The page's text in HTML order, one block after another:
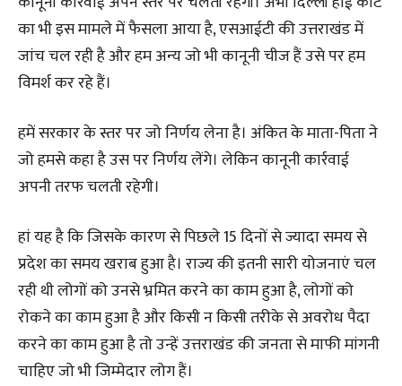
का भी इस मामले में फैसला आया है, एसआईटी की उत्तराखंड में
जांच चल रही है और हम अन्य जो भी कानूनी चीज हैं उसे पर हम
विमर्श कर रहे हैं।
हमें सरकार के स्तर पर जो निर्णय लेना है। अंकित के माता-पिता ने
जो हमसे कहा है उस पर निर्णय लेंगे। लेकिन कानूनी कार्रवाई
अपनी तरफ चलती रहेगी।
हां यह है कि जिसके कारण से पिछले 15 दिनों से ज्यादा समय से
प्रदेश का समय खराब हुआ है। राज्य की इतनी सारी योजनाएं चल
रही थी लोगों को उनसे भ्रमित करने का काम हुआ है, लोगों को
रोकने का काम हुआ है और किसी न किसी तरीके से अवरोध पैदा
करने का काम हुआ है तो उन्हें उत्तराखंड की जनता से माफी मांगनी
चाहिए जो भी जिम्मेदार लोग हैं।